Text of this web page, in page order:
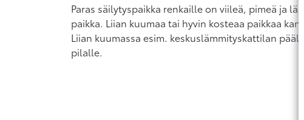
Paras säilytyspaikka renkaille on viileä, pimeä ja
paikka. Liian kuumaa tai hyvin kosteaa paikkaa
Liian kuumassa esim. keskuslämmityskattilan
pilalle.